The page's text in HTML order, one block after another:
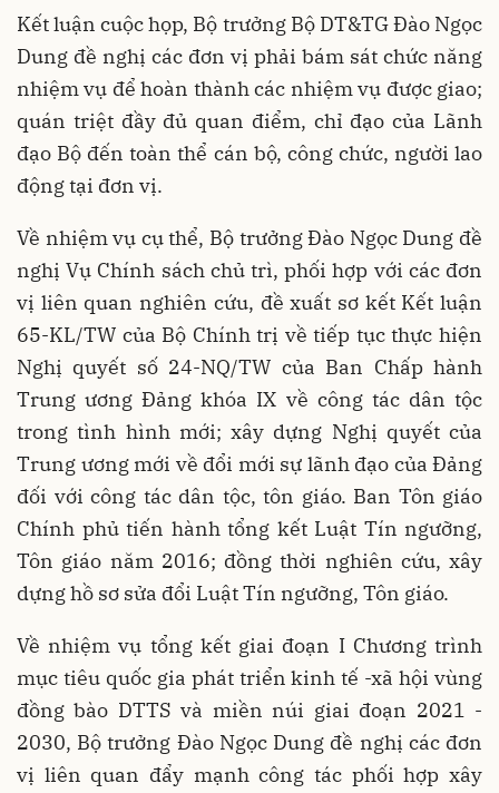
Kết luận cuộc họp, Bộ trưởng Bộ DT&TG Đào Ngọc
Dung đề nghị các đơn vị phải bám sát chức năng
nhiệm vụ để hoàn thành các nhiệm vụ được giao;
quán triệt đầy đủ quan điểm, chỉ đạo của Lãnh
đạo Bộ đến toàn thể cán bộ, công chức, người lao
động tại đơn vị.
Về nhiệm vụ cụ thể, Bộ trưởng Đào Ngọc Dung đề
nghị Vụ Chính sách chủ trì, phối hợp với các đơn
vị liên quan nghiên cứu, đề xuất sơ kết Kết luận
65-KL/TW của Bộ Chính trị về tiếp tục thực hiện
Nghị quyết số 24-NQ/TW của Ban Chấp hành
Trung ương Đảng khóa IX về công tác dân tộc
trong tình hình mới; xây dựng Nghị quyết của
Trung ương mới về đổi mới sự lãnh đạo của Đảng
đối với công tác dân tộc, tôn giáo. Ban Tôn giáo
Chính phủ tiến hành tổng kết Luật Tín ngưỡng,
Tôn giáo năm 2016; đồng thời nghiên cứu, xây
dựng hồ sơ sửa đổi Luật Tín ngưỡng, Tôn giáo.
Về nhiệm vụ tổng kết giai đoạn I Chương trình
mục tiêu quốc gia phát triển kinh tế -xã hội vùng
đồng bào DTTS và miền núi giai đoạn 2021 -
2030, Bộ trưởng Đào Ngọc Dung đề nghị các đơn
vị liên quan đẩy mạnh công tác phối hợp xây